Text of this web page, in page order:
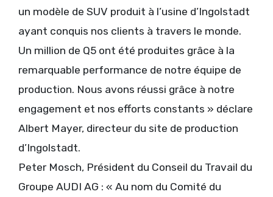
un modèle de SUV produit à l’usine d’Ingolstadt
ayant conquis nos clients à travers le monde.
Un million de Q5 ont été produites grâce à la
remarquable performance de notre équipe de
production. Nous avons réussi grâce à notre
engagement et nos efforts constants » déclare
Albert Mayer, directeur du site de production
d’Ingolstadt.
Peter Mosch, Président du Conseil du Travail du
Groupe AUDI AG : « Au nom du Comité du